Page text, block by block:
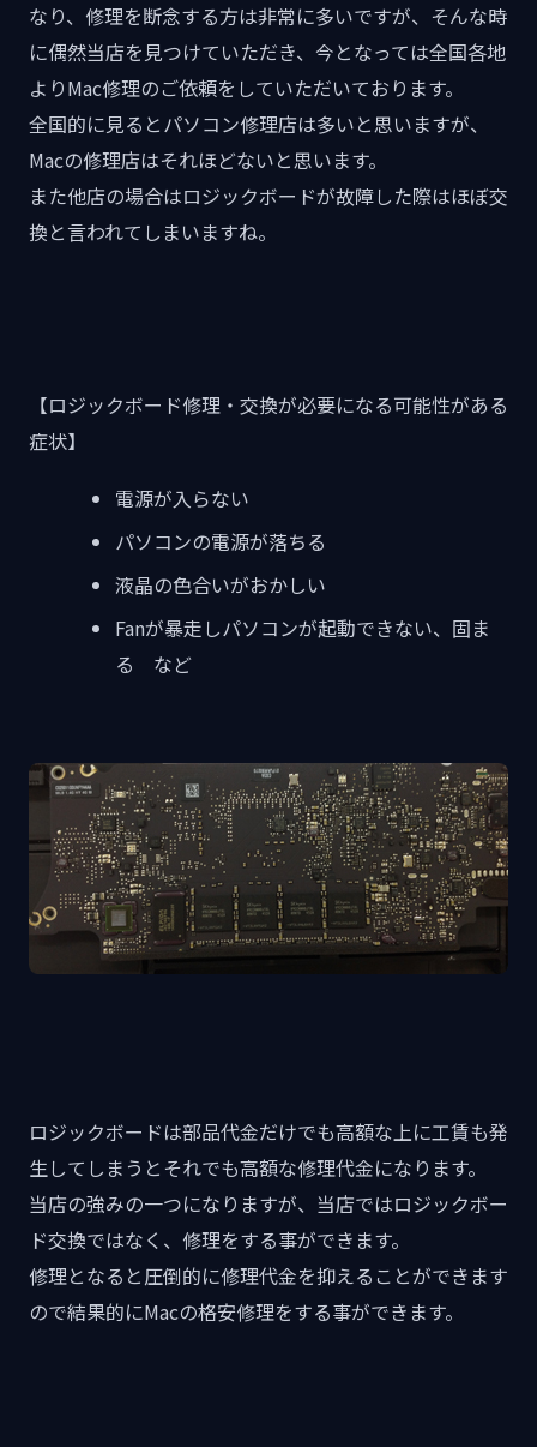
なり、修理を断念する方は非常に多いですが、そんな時
に偶然当店を見つけていただき、今となっては全国各地
よりMac修理のご依頼をしていただいております。
全国的に見るとパソコン修理店は多いと思いますが、
Macの修理店はそれほどないと思います。
また他店の場合はロジックボードが故障した際はほぼ交
換と言われてしまいますね。
【ロジックボード修理・交換が必要になる可能性がある
症状】
電源が入らない
パソコンの電源が落ちる
液晶の色合いがおかしい
Fanが暴走しパソコンが起動できない、固ま
る など
ロジックボードは部品代金だけでも高額な上に工賃も発
生してしまうとそれでも高額な修理代金になります。
当店の強みの一つになりますが、当店ではロジックボー
ド交換ではなく、修理をする事ができます。
修理となると圧倒的に修理代金を抑えることができます
ので結果的にMacの格安修理をする事ができます。